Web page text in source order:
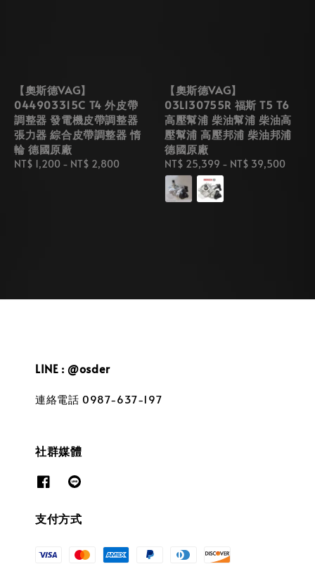
【奧斯德VAG】
044903315C T4 外皮帶
調整器 發電機皮帶調整器
張力器 綜合皮帶調整器 惰
輪 德國原廠
Regular
NT$ 1,200 - NT$ 2,800
【奧斯德VAG】
03L130755R 福斯 T5 T6
高壓幫浦 柴油幫浦 柴油高
壓幫浦 高壓邦浦 柴油邦浦
德國原廠
Regular
price
NT$ 25,399 - NT$ 39,500
LINE : @osder
連絡電話 0987-637-197
社群媒體
支付方式